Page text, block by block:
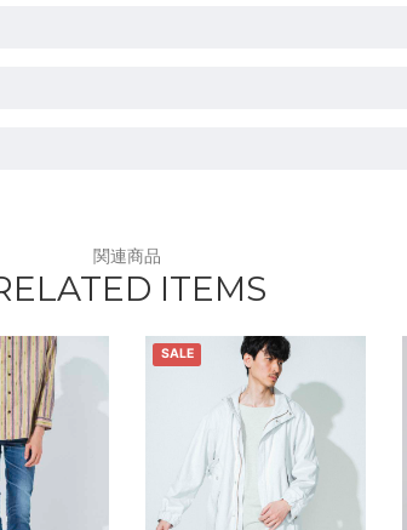
関連商品
ITEMS
SALE